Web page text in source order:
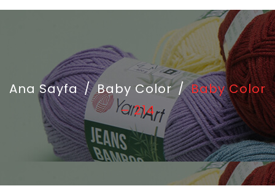
Ana Sayfa / Baby Color / Baby Color
– 214